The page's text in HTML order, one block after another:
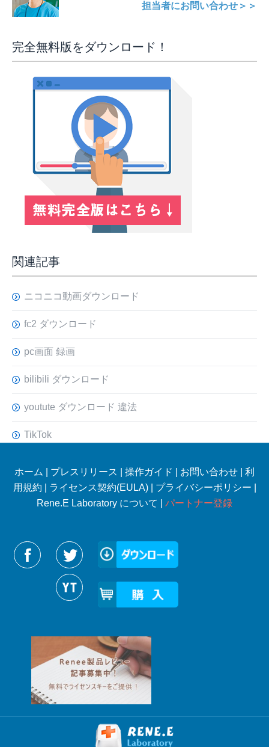
担当者にお問い合わせ＞＞
完全無料版をダウンロード！
関連記事
ニコニコ動画ダウンロード
fc2 ダウンロード
pc画面 録画
bilibili ダウンロード
youtute ダウンロード 違法
TikTok
ホーム プレスリリース 操作ガイド お問い合わせ
利
用規約
ライセンス契約(EULA)| プライバシーポリシー
Rene.E Laboratory について | パートナー登録
Reneelabをフォローする